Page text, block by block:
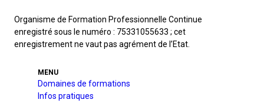
Organisme de Formation Professionnelle Continue
enregistré sous le numéro : 75331055633 ; cet
enregistrement ne vaut pas agrément de l’Etat.
MENU
Domaines de formations
Infos pratiques